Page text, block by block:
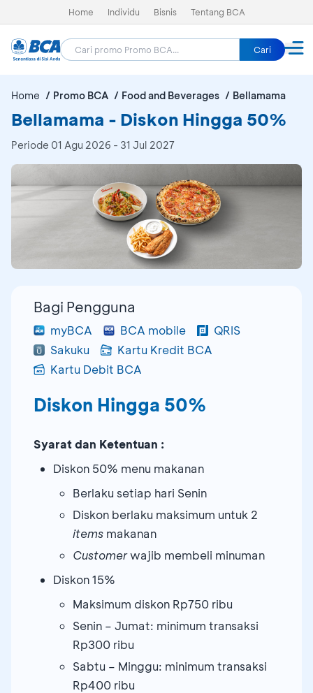
Home Individu Bisnis Tentang BCA
Cari
Home Promo BCA Food and Beverages Bellamama
Bellamama - Diskon Hingga 50%
Periode 01 Agu 2026 - 31 Jul 2027
Bagi Pengguna
myBCA BCA mobile
QRIS
Sakuku
Kartu Kredit BCA
Kartu Debit BCA
Diskon Hingga 50%
Syarat dan Ketentuan :
Diskon 50% menu makanan
Berlaku setiap hari Senin
Diskon berlaku maksimum untuk 2
items makanan
Customerwajib membeli minuman
Diskon 15%
Maksimum diskon Rp750 ribu
Senin – Jumat: minimum transaksi
Rp300 ribu
Sabtu – Minggu: minimum transaksi
Rp400 ribu